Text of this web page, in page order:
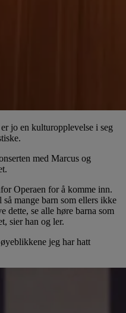
jo en kulturopplevelse i seg
med Marcus og
Operaen for å komme inn.
mange barn som ellers ikke
dette, se alle høre barna som
sier han og ler.
jeg har hatt